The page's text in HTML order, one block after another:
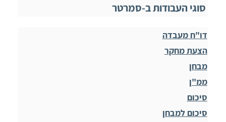
סוגי העבודות ב-סמרטר
דו"ח מעבדה
הצעת מחקר
מבחן
ממ"ן
סיכום
סיכום למבחן